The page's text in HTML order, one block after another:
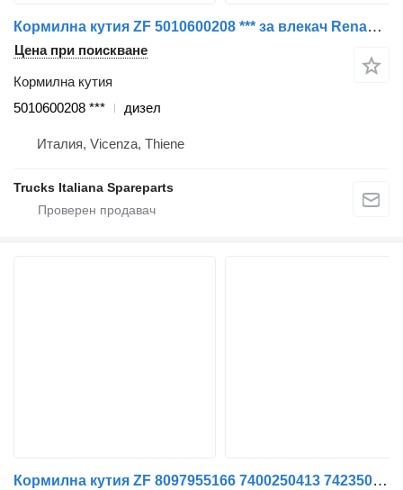
Кормилна кутия ZF 5010600208 *** за влекач Renault Premium 2005>2013
Цена при поискване
Кормилна кутия
5010600208 ***
дизел
Италия, Vicenza, Thiene
Trucks Italiana Spareparts
Кормилна кутия ZF 8097955166 7400250413 7423509537 7485020897 7485022549 8097955166 250413 за влекач Renault T